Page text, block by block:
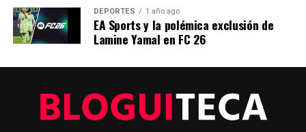
DEPORTES 1 año ago
EA Sports y la polémica exclusión de
Lamine Yamal en FC 26